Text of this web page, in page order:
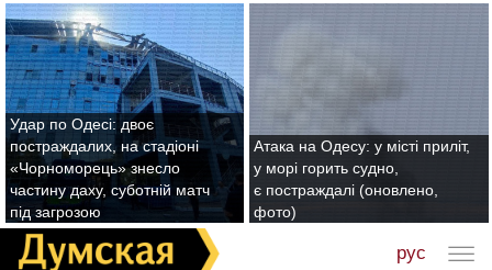
Удар по Одесі: двоє
постраждалих, на стадіоні
«Чорноморець» знесло
частину даху, суботній матч
під загрозою
Атака на Одесу: у місті приліт,
у морі горить судно,
є постраждалі (оновлено,
фото)
рус